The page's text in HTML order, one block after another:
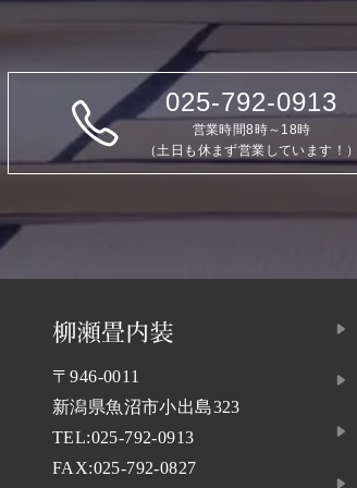
025-792-0913
営業時間8時～18時
（土日も休まず営業しています！）
〒946-0011
新潟県魚沼市小出島323
TEL:025-792-0913
FAX:025-792-0827